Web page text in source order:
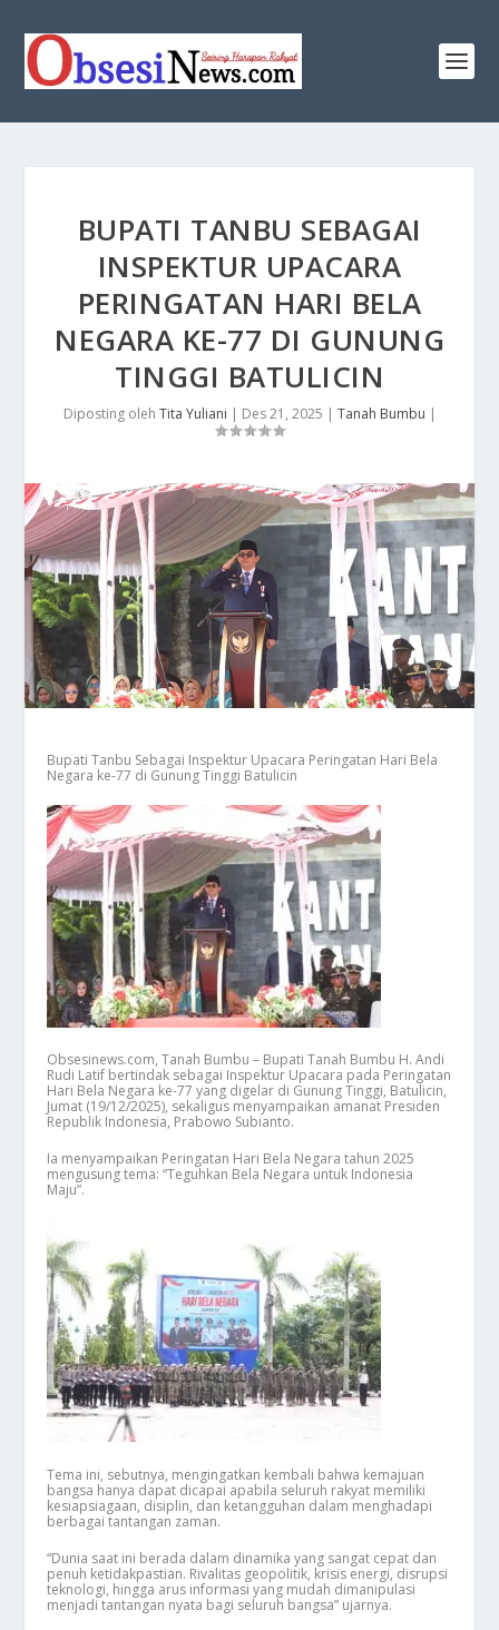
BUPATI TANBU SEBAGAI
INSPEKTUR UPACARA
PERINGATAN HARI BELA
NEGARA KE-77 DI GUNUNG
TINGGI BATULICIN
Diposting oleh Tita Yuliani | Des 21, 2025 | Tanah Bumbu |
Bupati Tanbu Sebagai Inspektur Upacara Peringatan Hari Bela
Negara ke-77 di Gunung Tinggi Batulicin
Obsesinews.com, Tanah Bumbu – Bupati Tanah Bumbu H. Andi
Rudi Latif bertindak sebagai Inspektur Upacara pada Peringatan
Hari Bela Negara ke-77 yang digelar di Gunung Tinggi, Batulicin,
Jumat (19/12/2025), sekaligus menyampaikan amanat Presiden
Republik Indonesia, Prabowo Subianto.
Ia menyampaikan Peringatan Hari Bela Negara tahun 2025
mengusung tema: “Teguhkan Bela Negara untuk Indonesia
Maju”.
Tema ini, sebutnya, mengingatkan kembali bahwa kemajuan
bangsa hanya dapat dicapai apabila seluruh rakyat memiliki
kesiapsiagaan, disiplin, dan ketangguhan dalam menghadapi
berbagai tantangan zaman.
“Dunia saat ini berada dalam dinamika yang sangat cepat dan
penuh ketidakpastian. Rivalitas geopolitik, krisis energi, disrupsi
teknologi, hingga arus informasi yang mudah dimanipulasi
menjadi tantangan nyata bagi seluruh bangsa” ujarnya.